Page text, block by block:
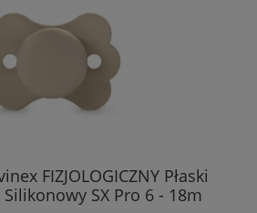
FIZJOLOGICZNY Płaski
SX Pro 6 - 18m